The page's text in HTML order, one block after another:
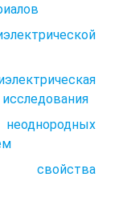
свойства